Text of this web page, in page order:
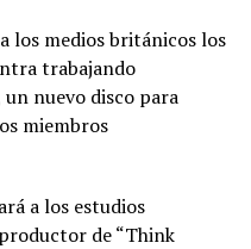
los medios británicos los
trabajando
nuevo disco para
miembros
a los estudios
de “Think